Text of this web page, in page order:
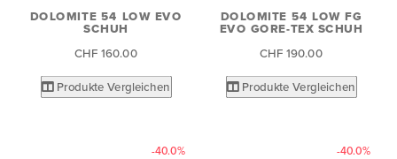
DOLOMITE 54 LOW EVO
SCHUH
CHF 160.00
Produkte Vergleichen
DOLOMITE 54 LOW FG
EVO GORE-TEX SCHUH
CHF 190.00
Produkte Vergleichen
-40.0% -40.0%